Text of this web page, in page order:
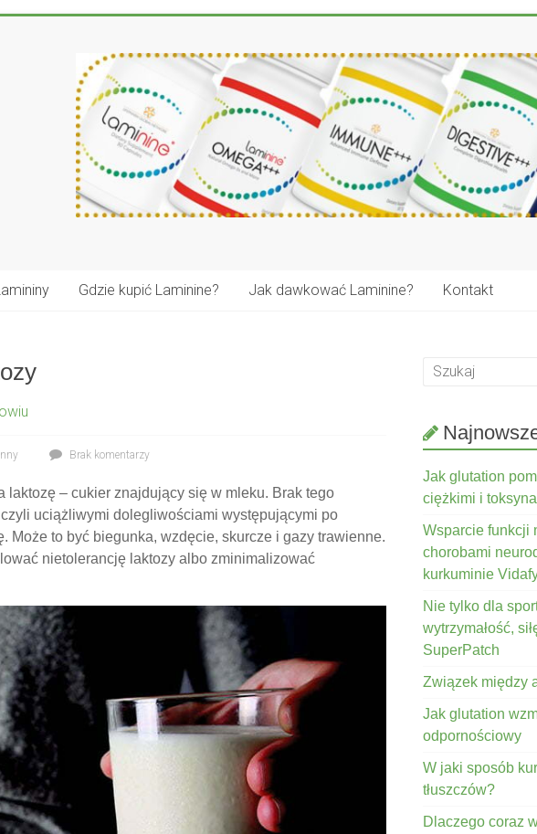
Gdzie kupić Laminine? Jak dawkować Laminine? Kontakt
Brak komentarzy
laktozę – cukier znajdujący się w mleku. Brak tego
uciążliwymi dolegliwościami występującymi po
Może to być biegunka, wzdęcie, skurcze i gazy trawienne.
nietolerancję laktozy albo zminimalizować
Jak glutation
ciężkimi i
Wsparcie funkcji
chorobami
kurkuminie
Nie tylko dla
wytrzymałość,
SuperPatch
Związek między
Jak glutation
odpornościowy
W jaki sposób
tłuszczów?
Dlaczego coraz